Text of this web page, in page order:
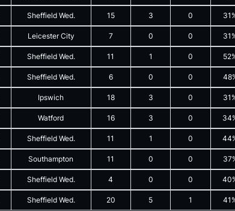
Sheffield Wed. 15 3 0
Leicester City 7 0 0
Sheffield Wed. 11 1 0
Sheffield Wed. 6 0 0
Ipswich 18 3 0
Watford 16 3 0
Sheffield Wed. 11 1 0
Southampton 11 0 0
Sheffield Wed. 4 0 0
Sheffield Wed. 20 5 1